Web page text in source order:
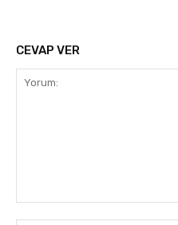
CEVAP VER